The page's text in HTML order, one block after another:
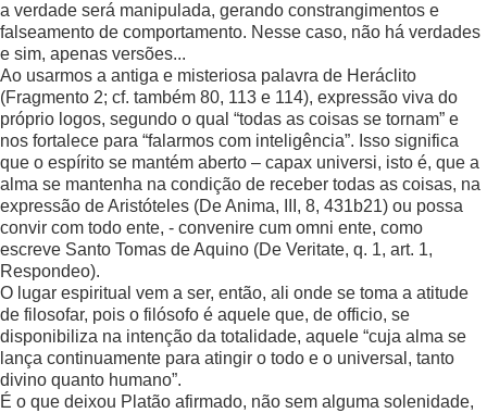
a verdade será manipulada, gerando constrangimentos e
falseamento de comportamento. Nesse caso, não há verdades
e sim, apenas versões...
Ao usarmos a antiga e misteriosa palavra de Heráclito
(Fragmento 2; cf. também 80, 113 e 114), expressão viva do
próprio logos, segundo o qual “todas as coisas se tornam” e
nos fortalece para “falarmos com inteligência”. Isso significa
que o espírito se mantém aberto – capax universi, isto é, que a
alma se mantenha na condição de receber todas as coisas, na
expressão de Aristóteles (De Anima, III, 8, 431b21) ou possa
convir com todo ente, - convenire cum omni ente, como
escreve Santo Tomas de Aquino (De Veritate, q. 1, art. 1,
Respondeo).
O lugar espiritual vem a ser, então, ali onde se toma a atitude
de filosofar, pois o filósofo é aquele que, de officio, se
disponibiliza na intenção da totalidade, aquele “cuja alma se
lança continuamente para atingir o todo e o universal, tanto
divino quanto humano”.
É o que deixou Platão afirmado, não sem alguma solenidade,